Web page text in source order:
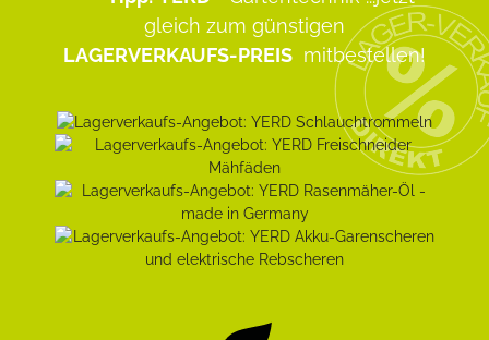
gleich zum günstigen
LAGERVERKAUFS-PREIS mitbestellen!